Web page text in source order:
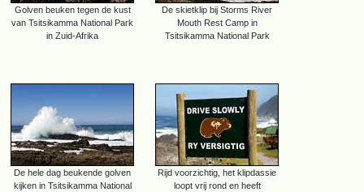
Golven beuken tegen de kust
van Tsitsikamma National Park
in Zuid-Afrika
De skietklip bij Storms River
Mouth Rest Camp in
Tsitsikamma National Park
De hele dag beukende golven
kijken in Tsitsikamma National
Rijd voorzichtig, het klipdassie
loopt vrij rond en heeft